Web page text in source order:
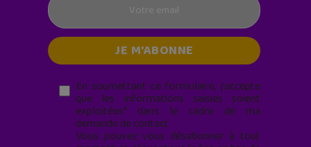
En soumettant ce formulaire, j’accepte
que les informations saisies soient
exploitées* dans le cadre de ma
demande de contact.
Vous pouvez vous désabonner à tout